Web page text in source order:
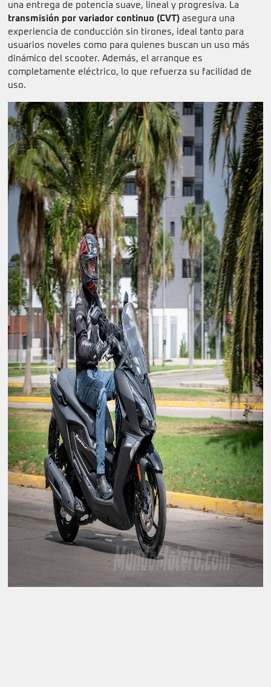
una entrega de potencia suave, lineal y progresiva. La
transmisión por variador continuo (CVT) asegura una
experiencia de conducción sin tirones, ideal tanto para
usuarios noveles como para quienes buscan un uso más
dinámico del scooter. Además, el arranque es
completamente eléctrico, lo que refuerza su facilidad de
uso.